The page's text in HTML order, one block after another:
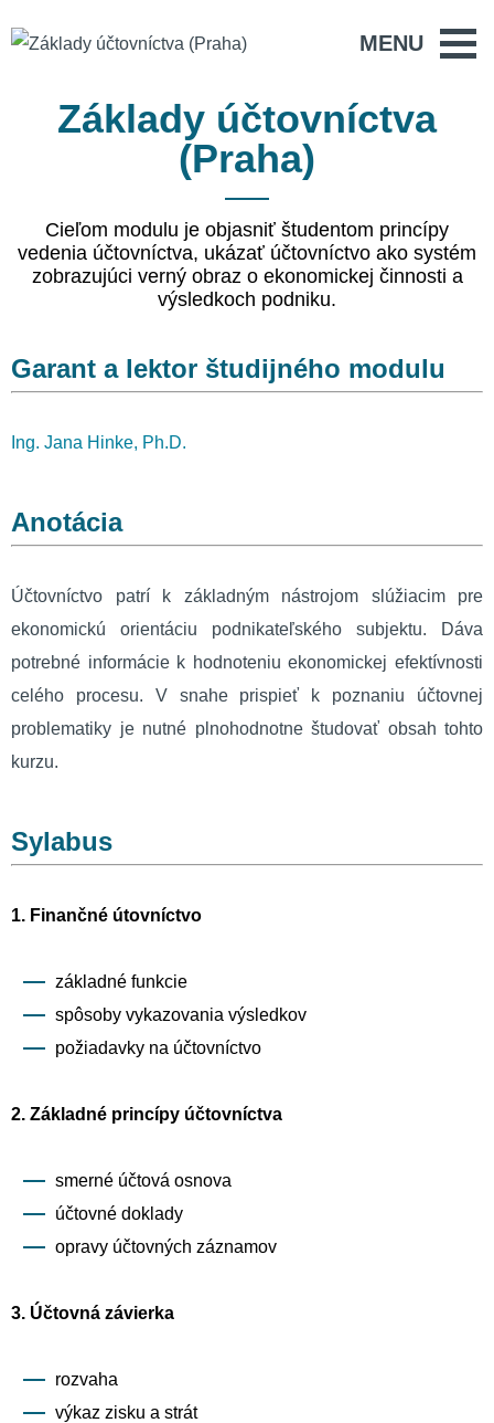
MENU
Základy účtovníctva
(Praha)
Cieľom modulu je objasniť študentom princípy
vedenia účtovníctva, ukázať účtovníctvo ako systém
zobrazujúci verný obraz o ekonomickej činnosti a
výsledkoch podniku.
Garant a lektor študijného modulu
Ing. Jana Hinke, Ph.D.
Anotácia
Účtovníctvo patrí k základným nástrojom slúžiacim pre
ekonomickú orientáciu podnikateľského subjektu. Dáva
potrebné informácie k hodnoteniu ekonomickej efektívnosti
celého procesu. V snahe prispieť k poznaniu účtovnej
problematiky je nutné plnohodnotne študovať obsah tohto
kurzu.
Sylabus
1. Finančné útovníctvo
základné funkcie
spôsoby vykazovania výsledkov
požiadavky na účtovníctvo
2. Základné princípy účtovníctva
smerné účtová osnova
účtovné doklady
opravy účtovných záznamov
3. Účtovná závierka
rozvaha
výkaz zisku a strát